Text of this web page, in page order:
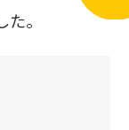
。